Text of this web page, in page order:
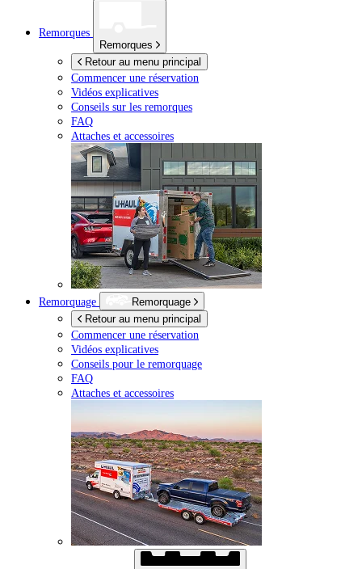
Remorques
Remorques
Retour au menu principal
Commencer une réservation
Vidéos explicatives
Conseils sur les remorques
FAQ
Attaches et accessoires
Remorquage
Remorquage
Retour au menu principal
Commencer une réservation
Vidéos explicatives
Conseils pour le remorquage
FAQ
Attaches et accessoires